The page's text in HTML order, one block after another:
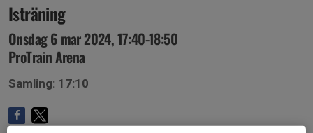
Isträning
Onsdag 6 mar 2024, 17:40-18:50
ProTrain Arena
Samling: 17:10